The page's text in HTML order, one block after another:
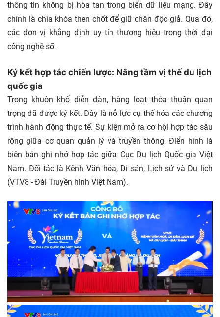
thông tin không bị hòa tan trong biển dữ liệu mạng. Đây
chính là chìa khóa then chốt để giữ chân độc giả. Qua đó,
các đơn vị khẳng định uy tín thương hiệu trong thời đại
công nghệ số.
Ký kết hợp tác chiến lược: Nâng tầm vị thế du lịch
quốc gia
Trong khuôn khổ diễn đàn, hàng loạt thỏa thuận quan
trọng đã được ký kết. Đây là nỗ lực cụ thể hóa các chương
trình hành động thực tế. Sự kiện mở ra cơ hội hợp tác sâu
rộng giữa cơ quan quản lý và truyền thông. Điển hình là
biên bản ghi nhớ hợp tác giữa Cục Du lịch Quốc gia Việt
Nam. Đối tác là Kênh Văn hóa, Di sản, Lịch sử và Du lịch
(VTV8 - Đài Truyền hình Việt Nam).